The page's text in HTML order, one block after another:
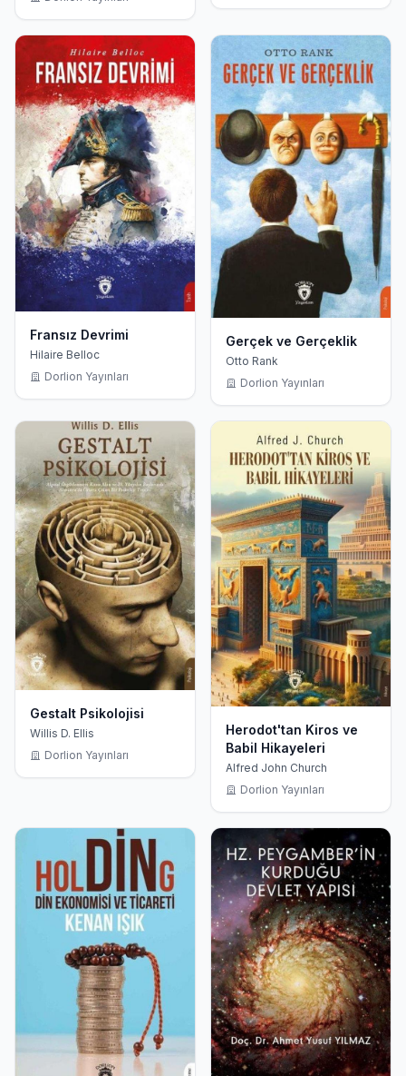
Fransız Devrimi
Hilaire Belloc
Dorlion Yayınları
Gerçek ve Gerçeklik
Otto Rank
Dorlion Yayınları
Gestalt Psikolojisi
Willis D. Ellis
Dorlion Yayınları
Herodot'tan Kiros ve
Babil Hikayeleri
Alfred John Church
Dorlion Yayınları